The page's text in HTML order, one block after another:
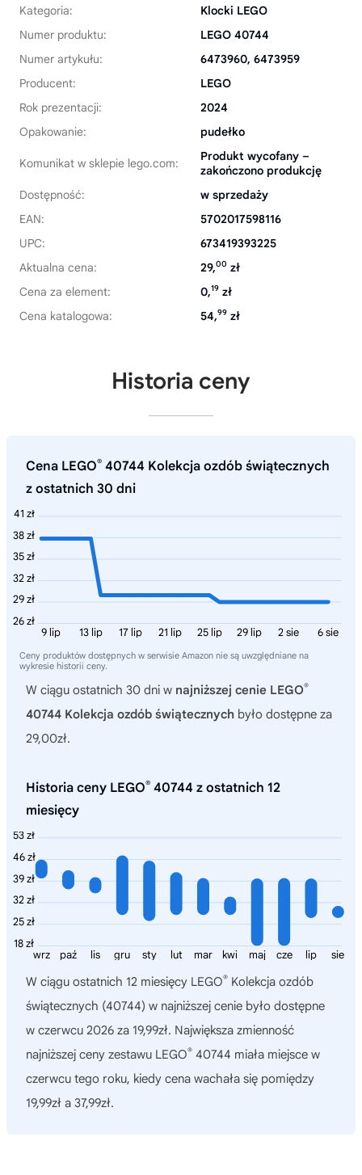
Kategoria:
Klocki LEGO
Numer produktu:
LEGO 40744
Numer artykułu:
6473960, 6473959
Producent:
LEGO
Rok prezentacji:
2024
Opakowanie:
pudełko
Komunikat w sklepie lego.com:
Produkt wycofany –
zakończono produkcję
Dostępność:
w sprzedaży
EAN:
5702017598116
UPC:
673419393225
Aktualna cena:
29,00 zł
Cena za element:
0,19 zł
Cena katalogowa:
54,99 zł
Historia ceny
Cena LEGO® 40744 Kolekcja ozdób świątecznych
z ostatnich 30 dni
41 zł
38 zł
35 zł
32 zł
29 zł
26 zł
6 sie
2 sie
29 lip
25 lip
21 lip
17 lip
13 lip
9 lip
Ceny produktów dostępnych w serwisie Amazon nie są uwzględniane na
wykresie historii ceny.
W ciągu ostatnich 30 dni w najniższej cenie LEGO®
40744 Kolekcja ozdób świątecznych było dostępne za
29,00zł.
Historia ceny LEGO® 40744 z ostatnich 12
miesięcy
53 zł
46 zł
39 zł
32 zł
25 zł
18 zł
sie
lip
cze
maj
kwi
mar
lut
sty
gru
lis
paź
wrz
W ciągu ostatnich 12 miesięcy LEGO® Kolekcja ozdób
świątecznych (40744) w najniższej cenie było dostępne
w czerwcu 2026 za 19,99zł. Największa zmienność
najniższej ceny zestawu LEGO® 40744 miała miejsce w
czerwcu tego roku, kiedy cena wachała się pomiędzy
19,99zł a 37,99zł.